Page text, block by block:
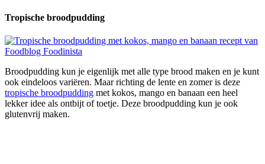
Tropische broodpudding
Broodpudding kun je eigenlijk met alle type brood maken en je kunt
ook eindeloos variëren. Maar richting de lente en zomer is deze
tropische broodpudding met kokos, mango en banaan een heel
lekker idee als ontbijt of toetje. Deze broodpudding kun je ook
glutenvrij maken.